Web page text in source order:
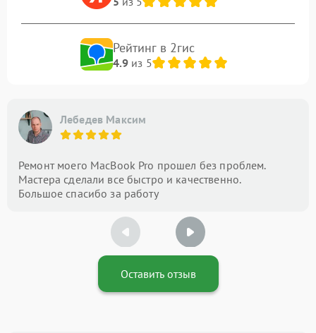
Рейтинг в 2гис
4.9из 5
Лебедев Максим
Ремонт моего MacBook Pro прошел без проблем.
Мастера сделали все быстро и качественно.
Большое спасибо за работу
Оставить отзыв